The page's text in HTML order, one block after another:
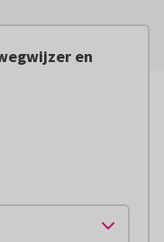
en